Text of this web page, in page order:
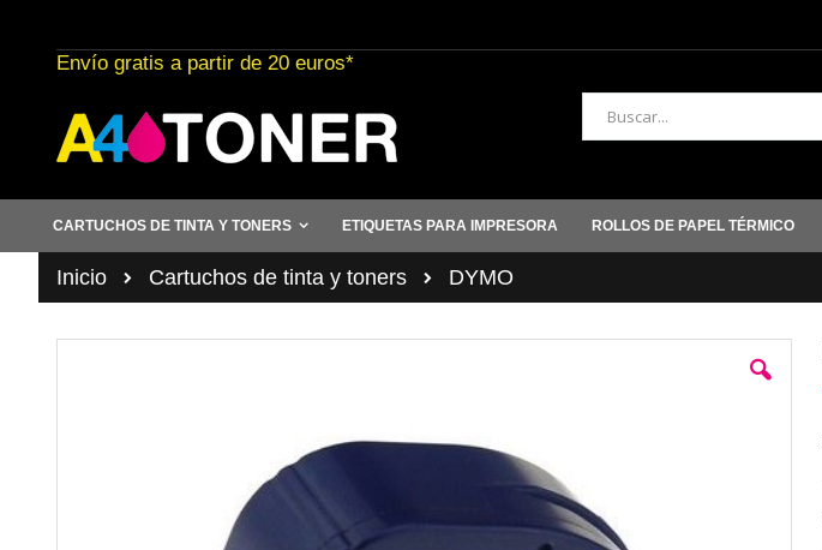
al
contenido
Envío gratis a partir de 20 euros*
Buscar
CARTUCHOS DE TINTA Y TONERS ETIQUETAS PARA IMPRESORA ROLLOS DE PAPEL TÉRMICO
Inicio Cartuchos de tinta y toners DYMO